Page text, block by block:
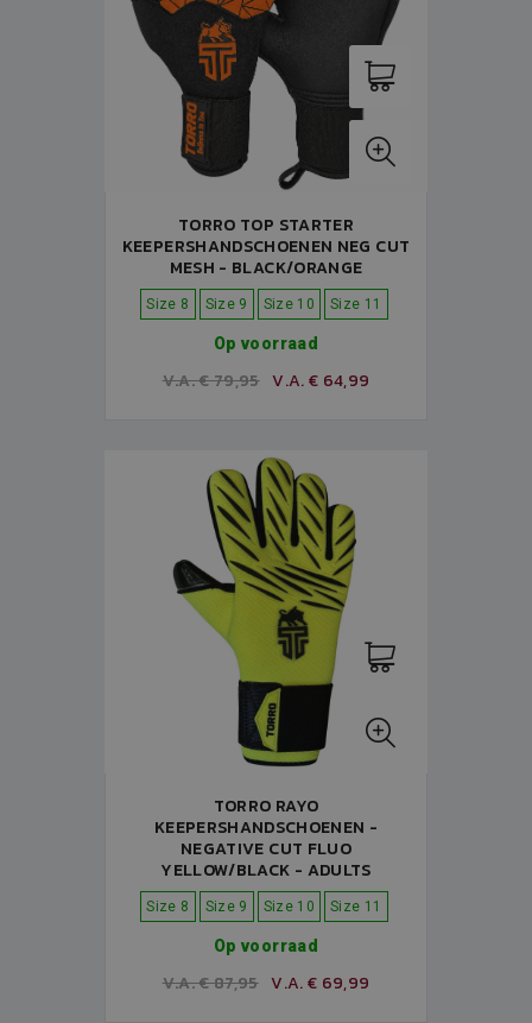
TORRO TOP STARTER
KEEPERSHANDSCHOENEN NEG CUT
MESH - BLACK/ORANGE
Size 8 Size 9 Size 10 Size 11
Op voorraad
V.A. € 79,95 V.A. € 64,99
TORRO RAYO
KEEPERSHANDSCHOENEN -
NEGATIVE CUT FLUO
YELLOW/BLACK - ADULTS
Size 8 Size 9 Size 10 Size 11
Op voorraad
V.A. € 87,95 V.A. € 69,99